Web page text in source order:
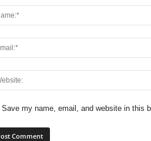
Save my name, email, and website in this